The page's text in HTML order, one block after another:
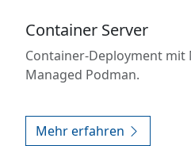
Container Server
Container-Deployment
Managed Podman.
Mehr erfahren